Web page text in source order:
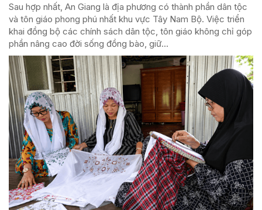
Sau hợp nhất, An Giang là địa phương có thành phần dân tộc
và tôn giáo phong phú nhất khu vực Tây Nam Bộ. Việc triển
khai đồng bộ các chính sách dân tộc, tôn giáo không chỉ góp
phần nâng cao đời sống đồng bào, giữ...